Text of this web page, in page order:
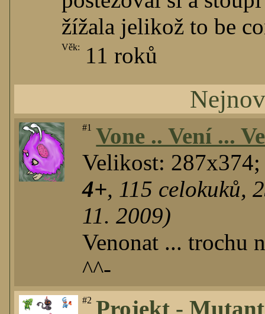
žížala jelikož to be
Věk: 11 roků
#1
Vone .. Vení ...
Velikost:
4+, 115 celokuků,
11. 2009)
Venonat ... trochu
^^-
#2 Projekt -